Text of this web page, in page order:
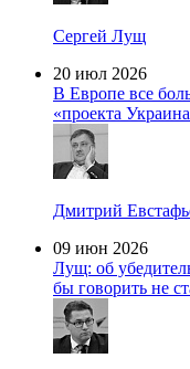
Сергей Лущ
20 июл 2026
В Европе все
«проекта
Дмитрий
09 июн 2026
Лущ: об
бы говорить не